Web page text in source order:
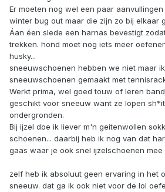
Er moeten nog wel een paar
winter bug out maar die zijn zo bij elkaar
Áan éen slede een harnas bevestigt
trekken. hond moet nog iets meer
husky...
sneeuwschoenen hebben we niet maar
sneeuwschoenen gemaakt met
Werkt prima, wel goed touw of leren
geschikt voor sneeuw want ze lopen
ondergronden.
Bij ijzel doe ik liever m'n geitenwollen
schoenen... daarbij heb ik nog van dat
gaas waar je ook snel ijzelschoenen mee
zelf heb ik absoluut geen ervaring in het
sneeuw. dat ga ik ook niet voor de lol